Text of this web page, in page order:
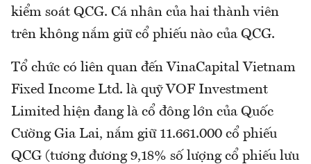
kiểm soát QCG. Cá nhân của hai thành viên
trên không nắm giữ cổ phiếu nào của QCG.
Tổ chức có liên quan đến VinaCapital Vietnam
Fixed Income Ltd. là quỹ VOF Investment
Limited hiện đang là cổ đông lớn của Quốc
Cường Gia Lai, nắm giữ 11.661.000 cổ phiếu
QCG (tương đương 9,18% số lượng cổ phiếu lưu